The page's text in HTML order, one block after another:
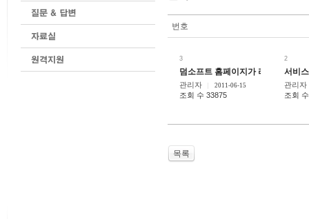
번호
3
덤소프트 홈페이지가 리뉴얼 되었
관리자 2011-06-15
조회 수 33875
2
서비
관리자
조회
목록